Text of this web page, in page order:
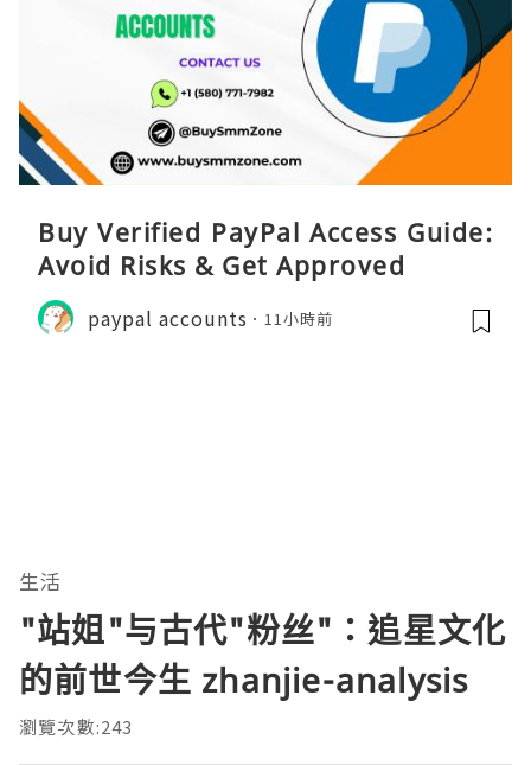
Buy Verified PayPal Access Guide:
Avoid Risks & Get Approved
paypal accounts 11小時前
生活
"站姐"与古代"粉丝"：追星文化
的前世今生 zhanjie-analysis
瀏覽次數:243